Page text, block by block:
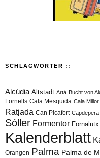
SCHLAGWÖRTER ::
Alcúdia Altstadt Artà Bucht von
Fornells Cala Mesquida Cala Millor
Ratjada Can Picafort Capdepera
Sóller Formentor Fornalutx
Kalenderblatt
Orangen Palma Palma de